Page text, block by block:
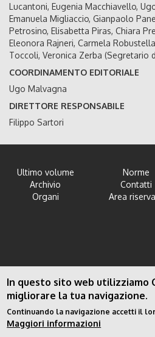
Lucantoni, Eugenia Macchiavello,
Emanuela Migliaccio, Gianpaolo
Petrosino, Elisabetta Piras, Chiara
Eleonora Rajneri, Carmela
Toccoli, Veronica Zerba (Segretario
COORDINAMENTO EDITORIALE
Ugo Malvagna
DIRETTORE RESPONSABILE
Filippo Sartori
Ultimo volume
Archivio
Organi
Norme
Contatti
Area
Privacy Policy
In questo sito web utilizziamo
migliorare la tua navigazione.
Continuando la navigazione accetti il
Maggiori informazioni